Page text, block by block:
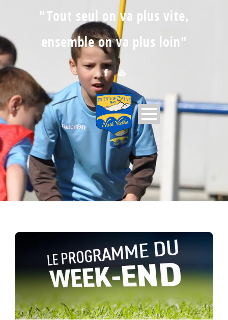
"Tout seul on va plus vite,
ensemble on va plus loin"